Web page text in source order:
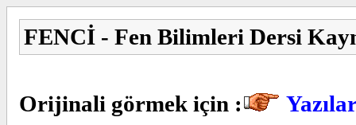
FENCİ - Fen Bilimleri Dersi
Orijinali görmek için :